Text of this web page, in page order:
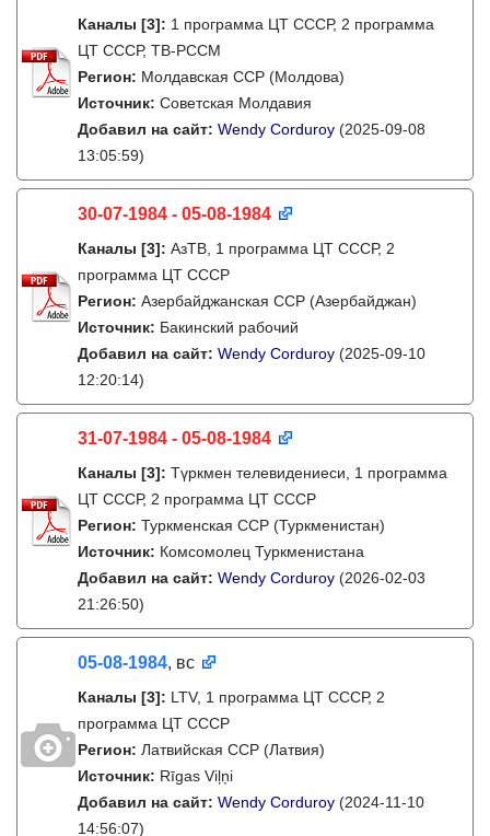
Каналы [3]: 1 программа ЦТ СССР, 2 программа
ЦТ СССР, ТВ-РССМ
Регион: Молдавская ССР (Молдова)
Источник: Советская Молдавия
Добавил на сайт: Wendy Corduroy (2025-09-08
13:05:59)
30-07-1984 - 05-08-1984
Каналы [3]: АзТВ, 1 программа ЦТ СССР, 2
программа ЦТ СССР
Регион: Азербайджанская ССР (Азербайджан)
Источник: Бакинский рабочий
Добавил на сайт: Wendy Corduroy (2025-09-10
12:20:14)
31-07-1984 - 05-08-1984
Каналы [3]: Түркмен телевидениеси, 1 программа
ЦТ СССР, 2 программа ЦТ СССР
Регион: Туркменская ССР (Туркменистан)
Источник: Комсомолец Туркменистана
Добавил на сайт: Wendy Corduroy (2026-02-03
21:26:50)
05-08-1984, вс
Каналы [3]: LTV, 1 программа ЦТ СССР, 2
программа ЦТ СССР
Регион: Латвийская ССР (Латвия)
Источник: Rīgas Viļņi
Добавил на сайт: Wendy Corduroy (2024-11-10
14:56:07)